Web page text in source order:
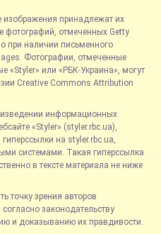
изображения принадлежат их
фотографий, отмеченных Getty
при наличии письменного
Фотографии, отмеченные
«Styler» или «РБК-Украина», могут
Creative Commons Attribution
информационных
«Styler» (styler.rbc.ua),
на styler.rbc.ua,
системами. Такая гиперссылка
в тексте материала не ниже
точку зрения авторов
законодательству
и доказыванию их правдивости.